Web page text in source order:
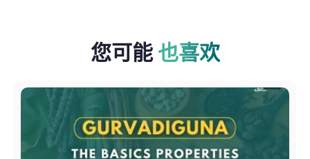
您可能 也喜欢